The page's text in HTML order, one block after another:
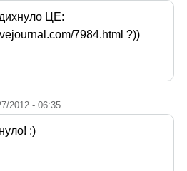
ЦЕ:
7984.html ?))
2012 - 06:35
:)